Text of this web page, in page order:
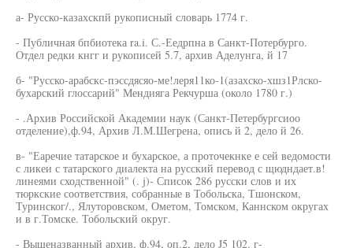
а- Русско-казахскпй рукописный словарь 1774 г.
- Публичная бпбиотека ra.i. С.-Еедрпна в Санкт-Потербурго.
Отдел редки кнгг и рукописей 5.7, архив Аделунга, й 17
б- "Русско-арабскс-пэссдясяо-ме!леря11ко-1(азахско-хшз1Рлско-
бухарский глоссарий" Мендияга Рекчурша (около 1780 г.)
- .Архив Российской Академии наук (Санкт-Петербургсиоо
отделение),ф.94, Архив Л.М.Шегрена, опись й 2, дело й 26.
в- "Еаречие татарское и бухарское, а проточекнке е сей ведомости
с ликеи с татарского диалекта на русский перевод с щюдндает.в!
линеями сходственной" (. j)- Список 286 русски слов и их
тюркские соответствия, собранные в Тобольска, Тшонском,
Туринског/., Ялуторовском, Ометом, Томском, Каннском округах
и в г.Томске. Тобольский округ.
- Вышеназванный архив, ф.94, оп.2, дело J5 102. г-